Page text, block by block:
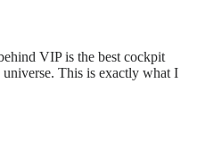
VIP is the best cockpit
This is exactly what I